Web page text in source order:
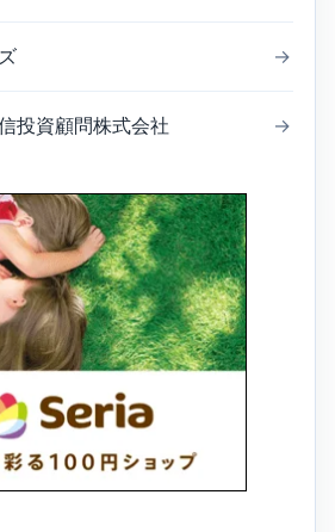
→
投資顧問株式会社 →